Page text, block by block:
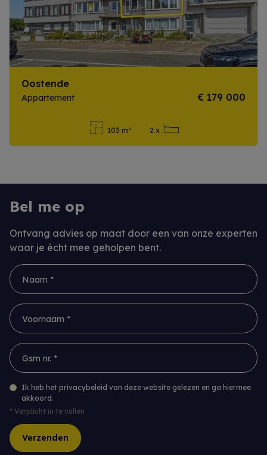
Oostende
Appartement € 179 000
103 m² 2 x
Bel me op
Ontvang advies op maat door een van onze experten
waar je écht mee geholpen bent.
Naam *
Voornaam *
Gsm nr. *
Ik heb het privacybeleid van deze website gelezen en ga hiermee
akkoord.
* Verplicht in te vullen
Verzenden